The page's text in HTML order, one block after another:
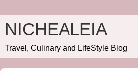
NICHEALEIA
Travel, Culinary and LifeStyle Blog